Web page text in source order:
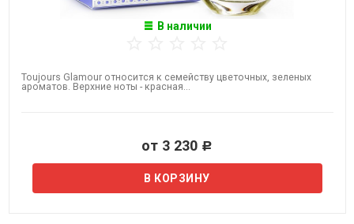
В наличии
Toujours Glamour относится к семейству цветочных, зеленых
ароматов. Верхние ноты - красная...
от 3 230 Р